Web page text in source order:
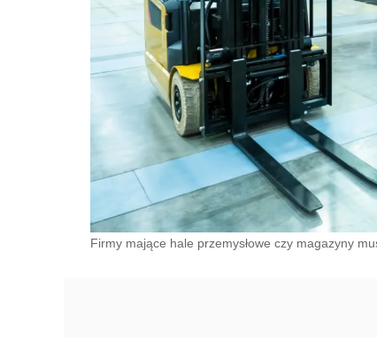
Firmy mające hale przemysłowe czy magazyny